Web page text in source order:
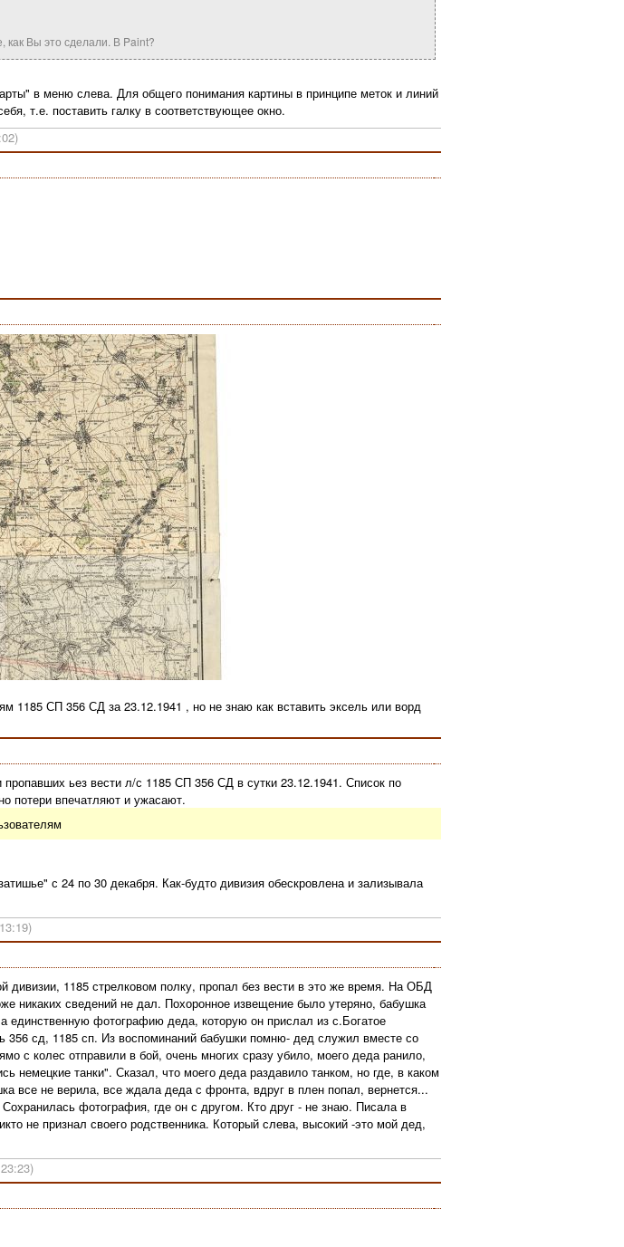
как Вы это сделали. В Paint?
в меню слева. Для общего понимания картины в принципе меток и линий
т.е. поставить галку в соответствующее окно.
СП 356 СД за 23.12.1941 , но не знаю как вставить эксель или ворд
ьез вести л/с 1185 СП 356 СД в сутки 23.12.1941. Список по
потери впечатляют и ужасают.
с 24 по 30 декабря. Как-будто дивизия обескровлена и зализывала
дивизии, 1185 стрелковом полку, пропал без вести в это же время. На ОБД
никаких сведений не дал. Похоронное извещение было утеряно, бабушка
фотографию деда, которую он прислал из с.Богатое
356 сд, 1185 сп. Из воспоминаний бабушки помню- дед служил вместе со
с колес отправили в бой, очень многих сразу убило, моего деда ранило,
немецкие танки". Сказал, что моего деда раздавило танком, но где, в каком
все не верила, все ждала деда с фронта, вдруг в плен попал, вернется...
фотография, где он с другом. Кто друг - не знаю. Писала в
не признал своего родственника. Который слева, высокий -это мой дед,